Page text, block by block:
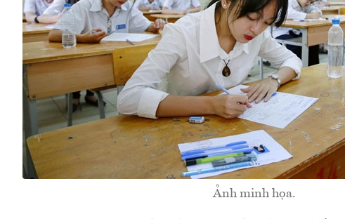
Ảnh minh họa.